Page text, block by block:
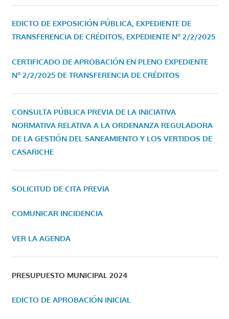
EDICTO DE EXPOSICIÓN PÚBLICA, EXPEDIENTE DE
TRANSFERENCIA DE CRÉDITOS, EXPEDIENTE Nº 2/2/2025
CERTIFICADO DE APROBACIÓN EN PLENO EXPEDIENTE
Nº 2/2/2025 DE TRANSFERENCIA DE CRÉDITOS
CONSULTA PÚBLICA PREVIA DE LA INICIATIVA
NORMATIVA RELATIVA A LA ORDENANZA REGULADORA
DE LA GESTIÓN DEL SANEAMIENTO Y LOS VERTIDOS DE
CASARICHE
SOLICITUD DE CITA PREVIA
COMUNICAR INCIDENCIA
VER LA AGENDA
PRESUPUESTO MUNICIPAL 2024
EDICTO DE APROBACIÓN INICIAL